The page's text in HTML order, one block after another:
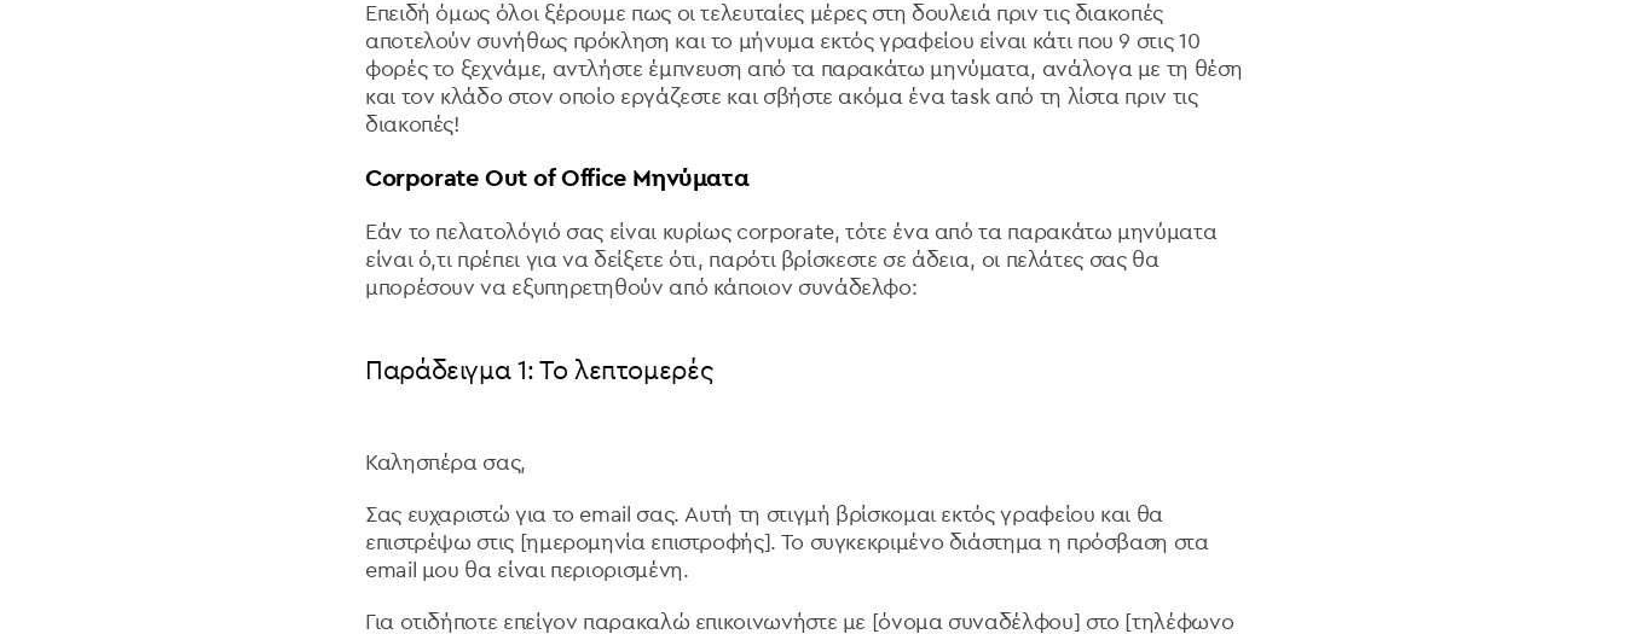
Επειδή όμως όλοι ξέρουμε πως οι τελευταίες μέρες στη δουλειά πριν τις διακοπές
αποτελούν συνήθως πρόκληση και το μήνυμα εκτός γραφείου είναι κάτι που 9 στις 10
φορές το ξεχνάμε, αντλήστε έμπνευση από τα παρακάτω μηνύματα, ανάλογα με τη θέση
και τον κλάδο στον οποίο εργάζεστε και σβήστε ακόμα ένα task από τη λίστα πριν τις
διακοπές!
Corporate Out of Office Μηνύματα
Εάν το πελατολόγιό σας είναι κυρίως corporate, τότε ένα από τα παρακάτω μηνύματα
είναι ό,τι πρέπει για να δείξετε ότι, παρότι βρίσκεστε σε άδεια, οι πελάτες σας θα
μπορέσουν να εξυπηρετηθούν από κάποιον συνάδελφο:
Παράδειγμα 1: Το λεπτομερές
Καλησπέρα σας,
Σας ευχαριστώ για το email σας. Αυτή τη στιγμή βρίσκομαι εκτός γραφείου και θα
επιστρέψω στις [ημερομηνία επιστροφής]. Το συγκεκριμένο διάστημα η πρόσβαση στα
email μου θα είναι περιορισμένη.
Για οτιδήποτε επείγον παρακαλώ επικοινωνήστε με [όνομα συναδέλφου] στο [τηλέφωνο